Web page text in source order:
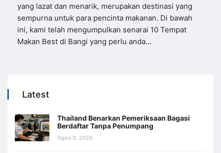
yang lazat dan menarik, merupakan destinasi yang
sempurna untuk para pencinta makanan. Di bawah
ini, kami telah mengumpulkan senarai 10 Tempat
Makan Best di Bangi yang perlu anda…
Latest
Thailand Benarkan Pemeriksaan Bagasi
Berdaftar Tanpa Penumpang
Ogos 9, 2026